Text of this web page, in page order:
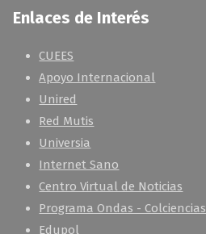
Enlaces de Interés
CUEES
Apoyo Internacional
Unired
Red Mutis
Universia
Internet Sano
Centro Virtual de Noticias
Programa Ondas - Colciencias
Edupol